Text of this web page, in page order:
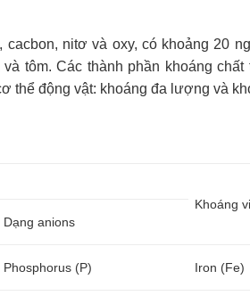
cacbon, nitơ và oxy, có khoảng 20
tôm. Các thành phần khoáng
thể động vật: khoáng đa lượng và
Khoáng
Dạng anions
Phosphorus (P) Iron (Fe)